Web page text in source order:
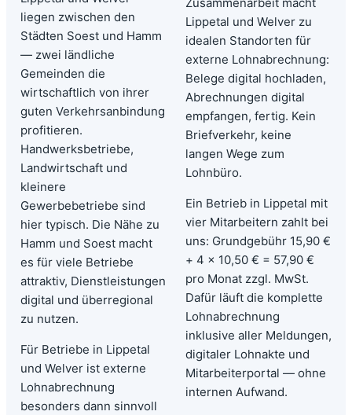
liegen zwischen den
Städten Soest und Hamm
— zwei ländliche
Gemeinden die
wirtschaftlich von ihrer
guten Verkehrsanbindung
profitieren.
Handwerksbetriebe,
Landwirtschaft und
kleinere
Gewerbebetriebe sind
hier typisch. Die Nähe zu
Hamm und Soest macht
es für viele Betriebe
attraktiv, Dienstleistungen
digital und überregional
zu nutzen.
Für Betriebe in Lippetal
und Welver ist externe
Lohnabrechnung
besonders dann sinnvoll
Lippetal und Welver zu
idealen Standorten für
externe Lohnabrechnung:
Belege digital hochladen,
Abrechnungen digital
empfangen, fertig. Kein
Briefverkehr, keine
langen Wege zum
Lohnbüro.
Ein Betrieb in Lippetal mit
vier Mitarbeitern zahlt bei
uns: Grundgebühr 15,90 €
+ 4 × 10,50 € = 57,90 €
pro Monat zzgl. MwSt.
Dafür läuft die komplette
Lohnabrechnung
inklusive aller Meldungen,
digitaler Lohnakte und
Mitarbeiterportal — ohne
internen Aufwand.